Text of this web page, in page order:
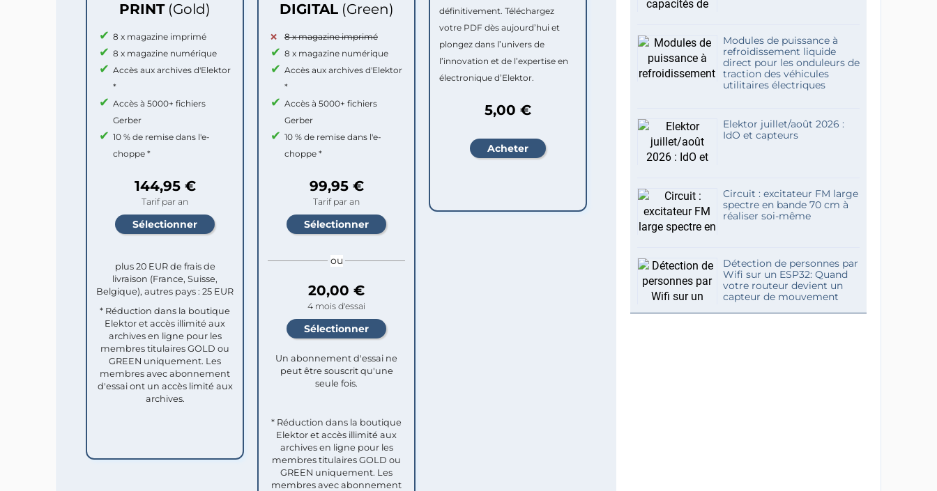
PRINT (Gold)
8 x magazine imprimé
8 x magazine numérique
Accès aux archives d'Elektor
*
Accès à 5000+ fichiers
Gerber
10 % de remise dans l'e-
choppe *
144,95 €
Tarif par an
plus 20 EUR de frais de
livraison (France, Suisse,
Belgique), autres pays : 25 EUR
* Réduction dans la boutique
Elektor et accès illimité aux
archives en ligne pour les
membres titulaires GOLD ou
GREEN uniquement. Les
membres avec abonnement
d'essai ont un accès limité aux
archives.
DIGITAL (Green)
8 x magazine imprimé
8 x magazine numérique
Accès aux archives d'Elektor
*
Accès à 5000+ fichiers
Gerber
10 % de remise dans l'e-
choppe *
99,95 €
Tarif par an
ou
20,00 €
4 mois d'essai
Un abonnement d'essai ne
peut être souscrit qu'une
seule fois.​
* Réduction dans la boutique
Elektor et accès illimité aux
archives en ligne pour les
membres titulaires GOLD ou
GREEN uniquement. Les
membres avec abonnement
définitivement. Téléchargez
votre PDF dès aujourd’hui et
plongez dans l’univers de
l’innovation et de l’expertise en
électronique d’Elektor.
5,00 €
Modules de puissance à
refroidissement liquide
direct pour les onduleurs de
traction des véhicules
utilitaires électriques
Elektor juillet/août 2026 :
IdO et capteurs
Circuit : excitateur FM large
spectre en bande 70 cm à
réaliser soi-même
Détection de personnes par
Wifi sur un ESP32: Quand
votre routeur devient un
capteur de mouvement